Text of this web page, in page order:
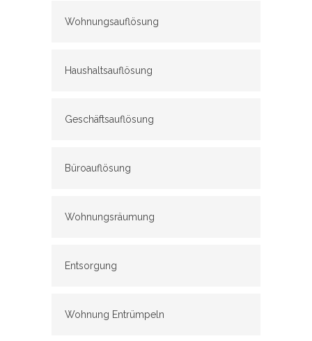
Wohnungsauflösung
Haushaltsauflösung
Geschäftsauflösung
Büroauflösung
Wohnungsräumung
Entsorgung
Wohnung Entrümpeln